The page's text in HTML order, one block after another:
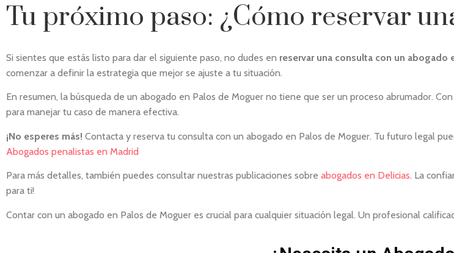
Tu próximo paso: ¿Cómo reservar
Si sientes que estás listo para dar el siguiente paso, no dudes en reservar una consulta con un abogado
comenzar a definir la estrategia que mejor se ajuste a tu situación.
En resumen, la búsqueda de un abogado en Palos de Moguer no tiene que ser un proceso abrumador.
para manejar tu caso de manera efectiva.
¡No esperes más! Contacta y reserva tu consulta con un abogado en Palos de Moguer. Tu futuro legal
Abogados penalistas en Madrid
Para más detalles, también puedes consultar nuestras publicaciones sobre abogados en Delicias. La
para ti!
Contar con un abogado en Palos de Moguer es crucial para cualquier situación legal. Un profesional